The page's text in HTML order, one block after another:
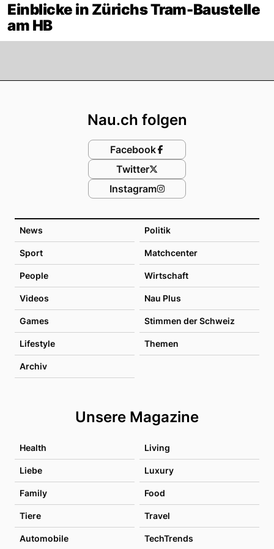
Einblicke in Zürichs Tram-Baustelle
am HB
News Politik
Sport Matchcenter
People Wirtschaft
Videos Nau Plus
Games Stimmen der Schweiz
Lifestyle Themen
Archiv
Unsere Magazine
Health Living
Liebe Luxury
Family Food
Tiere Travel
Automobile TechTrends
Nau.ch folgen
Facebook
Twitter
Instagram